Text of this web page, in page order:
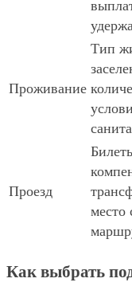
Проживание
Тип
Проезд
место
Как выбрать